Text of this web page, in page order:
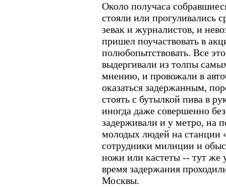
Около получаса
стояли или прогуливались
зевак и журналистов, и
пришел поучаствовать в
полюбопытствовать. Все
выдергивали из толпы
мнению, и провожали в
оказаться задержанным,
стоять с бутылкой пива в
иногда даже совершенно
задерживали и у метро, на
молодых людей на станции
сотрудники милиции и
ножи или кастеты -- тут же
время задержания
Москвы.